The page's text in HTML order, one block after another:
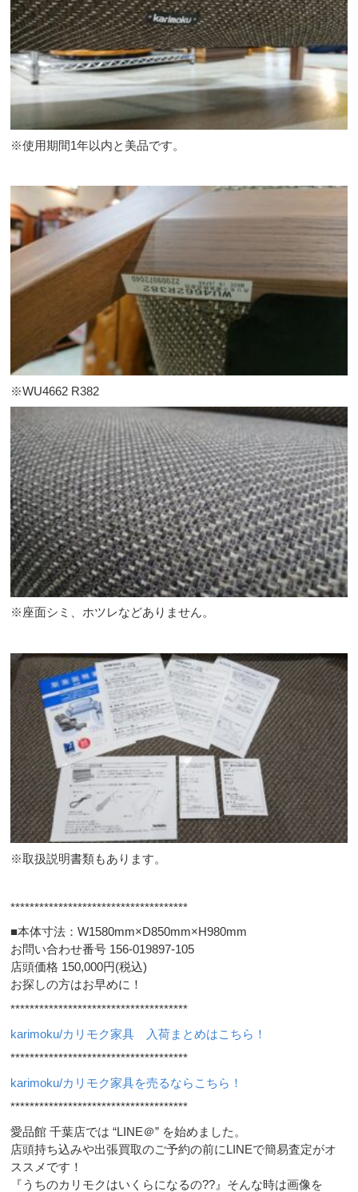
※使用期間1年以内と美品です。
※WU4662 R382
※座面シミ、ホツレなどありません。
※取扱説明書類もあります。
*************************************
■本体寸法：W1580mm×D850mm×H980mm
お問い合わせ番号 156-019897-105
店頭価格 150,000円(税込)
お探しの方はお早めに！
*************************************
karimoku/カリモク家具 入荷まとめはこちら！
*************************************
karimoku/カリモク家具を売るならこちら！
*************************************
愛品館 千葉店では “LINE＠” を始めました。
店頭持ち込みや出張買取のご予約の前にLINEで簡易査定がオ
ススメです！
『うちのカリモクはいくらになるの??』そんな時は画像を